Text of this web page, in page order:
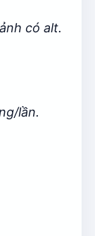
có alt.
lần.